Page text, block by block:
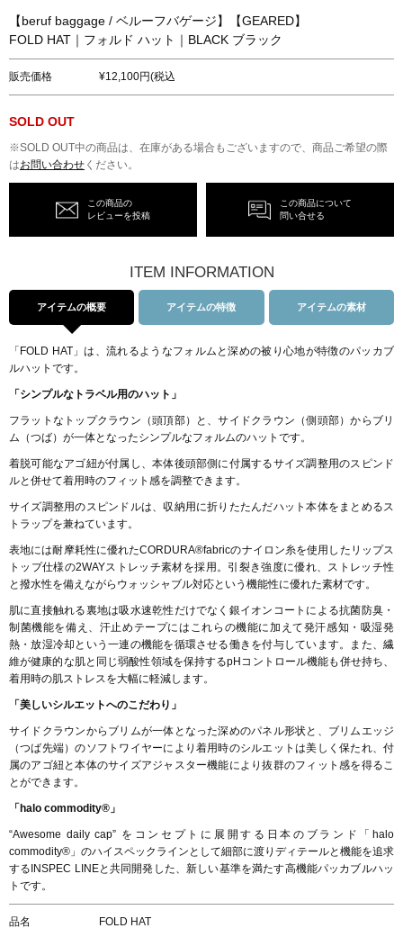
【beruf baggage / ベルーフバゲージ】【GEARED】
FOLD HAT｜フォルド ハット｜BLACK ブラック
販売価格 12,100円(税込
SOLD OUT
※SOLD OUT中の商品は、在庫がある場合もございますので、商品ご希望の際
はお問い合わせ ください。
この商品の
レビューを投稿
この商品について
問い合せる
ITEM INFORMATION
アイテムの概要 アイテムの特徴 アイテムの素材
「FOLD HAT」は、流れるようなフォルムと深めの被り心地が特徴のパッカブ
ルハットです。
「シンプルなトラベル用のハット」
フラットなトップクラウン（頭頂部）と、サイドクラウン（側頭部）からブリ
ム（つば）が一体となったシンプルなフォルムのハットです。
着脱可能なアゴ紐が付属し、本体後頭部側に付属するサイズ調整用のスピンド
ルと併せて着用時のフィット感を調整できます。
サイズ調整用のスピンドルは、収納用に折りたたんだハット本体をまとめるス
トラップを兼ねています。
表地には耐摩耗性に優れたCORDURA®fabricのナイロン糸を使用したリップス
トップ仕様の2WAYストレッチ素材を採用。引裂き強度に優れ、ストレッチ性
と撥水性を備えながらウォッシャブル対応という機能性に優れた素材です。
肌に直接触れる裏地は吸水速乾性だけでなく銀イオンコートによる抗菌防臭・
制菌機能を備え、汗止めテープにはこれらの機能に加えて発汗感知・吸湿発
熱・放湿冷却という一連の機能を循環させる働きを付与しています。また、繊
維が健康的な肌と同じ弱酸性領域を保持するpHコントロール機能も併せ持ち、
着用時の肌ストレスを大幅に軽減します。
「美しいシルエットへのこだわり」
サイドクラウンからブリムが一体となった深めのパネル形状と、ブリムエッジ
（つば先端）のソフトワイヤーにより着用時のシルエットは美しく保たれ、付
属のアゴ紐と本体のサイズアジャスター機能により抜群のフィット感を得るこ
とができます。
「halo commodity®」
“Awesome daily cap” をコンセプトに展開する日本のブランド「halo
commodity®」のハイスペックラインとして細部に渡りディテールと機能を追求
するINSPEC LINEと共同開発した、新しい基準を満たす高機能パッカブルハッ
トです。
品名 FOLD HAT